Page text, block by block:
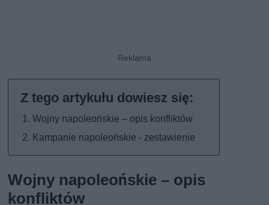
Wojny napoleońskie – opis konfliktów
Kampanie napoleońskie - zestawienie
Wojny napoleońskie – opis
konfliktów